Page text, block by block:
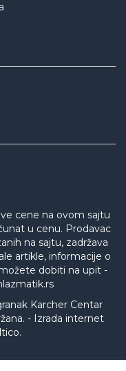
cene na ovom sajtu
u cenu. Prodavac
na sajtu, zadržava
artikle, informacije o
dobiti na upit -
Karcher Centar
- Izrada internet